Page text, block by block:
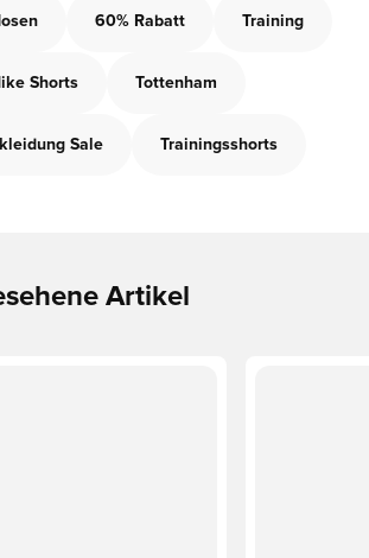
60% Rabatt Training
Shorts Tottenham
Sale Trainingsshorts
Artikel